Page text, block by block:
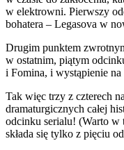
w elektrowni. Pierwszy
bohatera – Legasova w
Drugim punktem
w ostatnim, piątym
i Fomina, i wystąpienie na
Tak więc trzy z czterech
dramaturgicznych całej
odcinku serialu! (Warto w
składa się tylko z pięciu